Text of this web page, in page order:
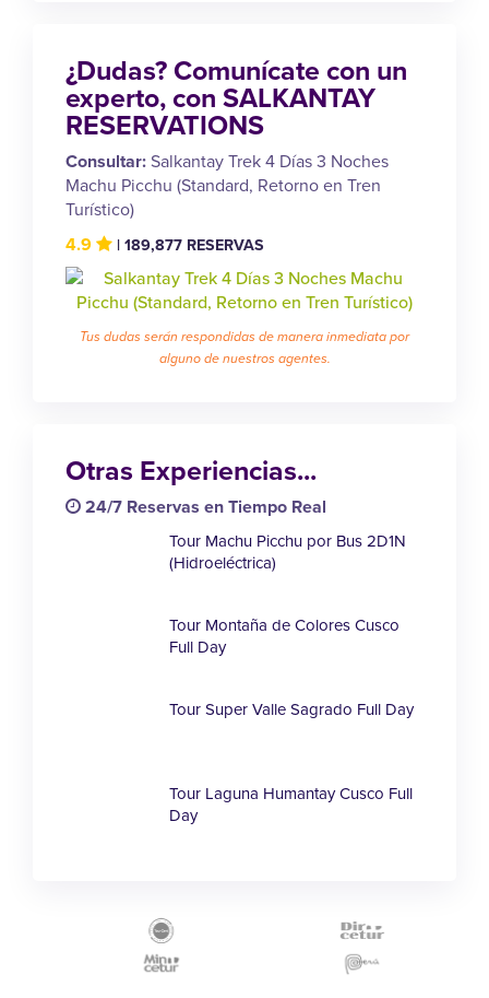
¿Dudas? Comunícate con un
experto, con SALKANTAY
RESERVATIONS
Consultar:Salkantay Trek 4 Días 3 Noches
Machu Picchu (Standard, Retorno en Tren
Turístico)
4.9
| 189,877 RESERVAS
Tus dudas serán respondidas de manera inmediata por
alguno de nuestros agentes.
Otras Experiencias...
24/7 Reservas en Tiempo Real
Tour Machu Picchu por Bus 2D1N
(Hidroeléctrica)
Tour Montaña de Colores Cusco
Full Day
Tour Super Valle Sagrado Full Day
Tour Laguna Humantay Cusco Full
Day